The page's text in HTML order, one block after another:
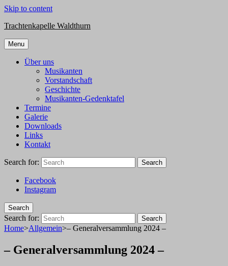
Skip to content
Trachtenkapelle Waldthurn
Menu
Über uns
Musikanten
Vorstandschaft
Geschichte
Musikanten-Gedenktafel
Termine
Galerie
Downloads
Links
Kontakt
Search for: Search
Facebook
Instagram
Search
Search for: Search
Home>Allgemein>– Generalversammlung 2024 –
– Generalversammlung 2024 –